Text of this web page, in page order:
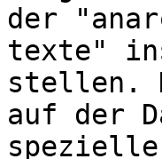
der
texte"
stellen.
auf der